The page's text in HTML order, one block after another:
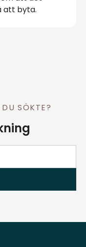
att byta.
SÖKTE?